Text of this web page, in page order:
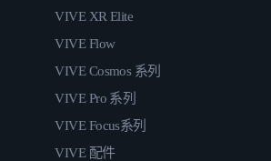
VIVE XR Elite
VIVE Flow
VIVE Cosmos 系列
VIVE Pro 系列
VIVE Focus系列
VIVE 配件